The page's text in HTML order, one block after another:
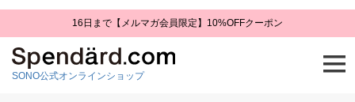
16日まで【メルマガ会員限定】10%OFFクーポン
SONO公式オンラインショップ
予約商品のみを表示
並び順